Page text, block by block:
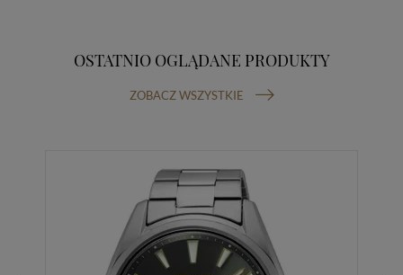
OSTATNIO OGLĄDANE PRODUKTY
ZOBACZ WSZYSTKIE